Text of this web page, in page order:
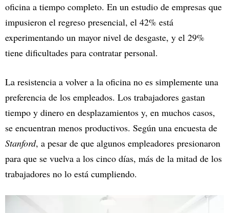
oficina a tiempo completo. En un estudio de empresas que
impusieron el regreso presencial, el 42% está
experimentando un mayor nivel de desgaste, y el 29%
tiene dificultades para contratar personal.
La resistencia a volver a la oficina no es simplemente una
preferencia de los empleados. Los trabajadores gastan
tiempo y dinero en desplazamientos y, en muchos casos,
se encuentran menos productivos. Según una encuesta de
Stanford, a pesar de que algunos empleadores presionaron
para que se vuelva a los cinco días, más de la mitad de los
trabajadores no lo está cumpliendo.